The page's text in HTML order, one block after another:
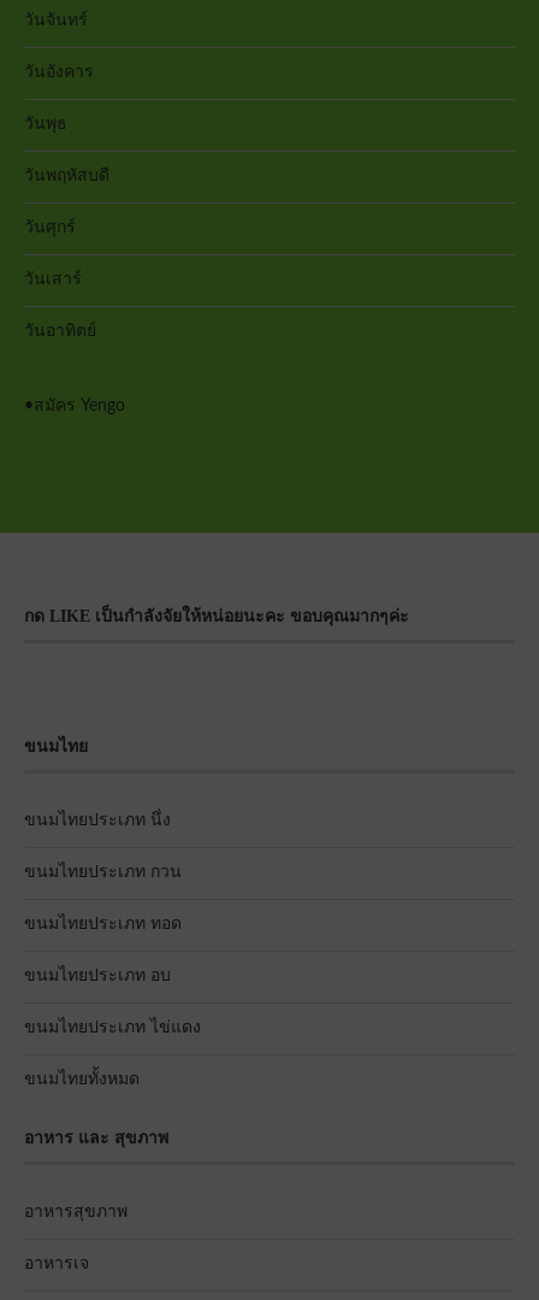
วันจันทร์
วันอังคาร
วันพุธ
วันพฤหัสบดี
วันศุกร์
วันเสาร์
วันอาทิตย์
•สมัคร Yengo
กด LIKE เป็นกำลังจัยให้หน่อยนะคะ ขอบคุณมากๆค่ะ
ขนมไทย
ขนมไทยประเภท นึ่ง
ขนมไทยประเภท กวน
ขนมไทยประเภท ทอด
ขนมไทยประเภท อบ
ขนมไทยประเภท ไข่แดง
ขนมไทยทั้งหมด
อาหาร และ สุขภาพ
อาหารสุขภาพ
อาหารเจ